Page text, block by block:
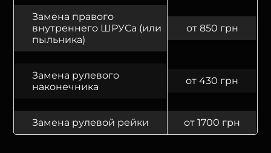
Замена правого
внутреннего ШРУСа (или
пыльника)
от 850 грн
Замена рулевого
наконечника
от 430 грн
Замена рулевой рейки от 1700 грн